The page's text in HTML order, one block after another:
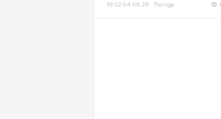
19:22 04.08.26 Погода